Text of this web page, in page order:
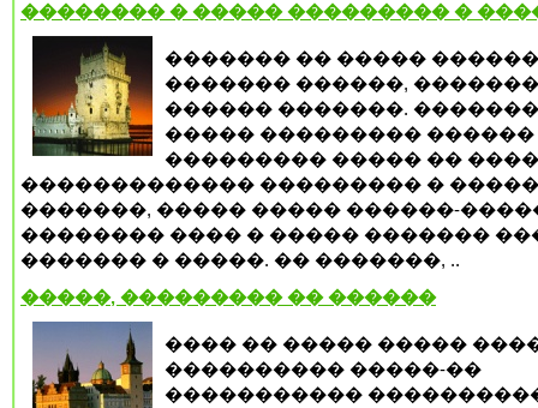
�������� � ����� ��������� �
������� �� �����
������� ������,
������ �������.
����� ��������� ������
��������� ����� ��
������������� ��������� �
�������, ����� ����� ������-
�������� ���� � ����� �������
������� � �����. �� �������, ..
�����, ��������� �� ������
���� �� ����� �����
���������� �����-��
�����������